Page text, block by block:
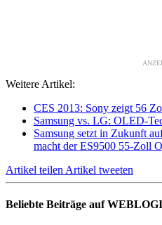
Weitere Artikel:
CES 2013: Sony zeigt 56
Samsung vs. LG: OLED-
Samsung setzt in Zukunft
macht der ES9500 55-Zoll
Artikel teilen Artikel tweeten
Beliebte Beiträge auf